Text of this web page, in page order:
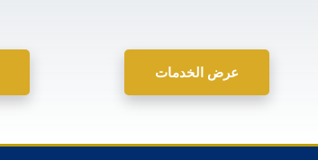
عرض الخدمات